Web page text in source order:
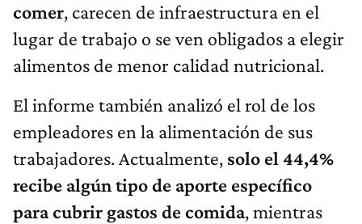
comer, carecen de infraestructura en el
lugar de trabajo o se ven obligados a elegir
alimentos de menor calidad nutricional.
El informe también analizó el rol de los
empleadores en la alimentación de sus
trabajadores. Actualmente, solo el 44,4%
recibe algún tipo de aporte específico
para cubrir gastos de comida, mientras